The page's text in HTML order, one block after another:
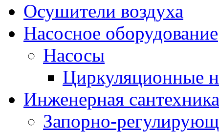
Осушители воздуха
Насосное оборудование
Насосы
Циркуляционные
Инженерная сантехника
Запорно-